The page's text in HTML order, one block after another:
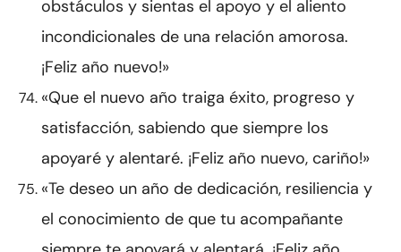
obstáculos y sientas el apoyo y el aliento
incondicionales de una relación amorosa.
¡Feliz año nuevo!»
«Que el nuevo año traiga éxito, progreso y
satisfacción, sabiendo que siempre los
apoyaré y alentaré. ¡Feliz año nuevo, cariño!»
«Te deseo un año de dedicación, resiliencia y
el conocimiento de que tu acompañante